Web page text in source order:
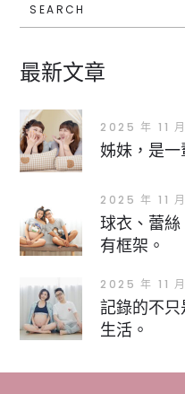
SEARCH
最新文章
2025 年 11
姊妹，是一
2025 年 11
球衣、蕾
有框架。
2025 年 11
記錄的不
生活。